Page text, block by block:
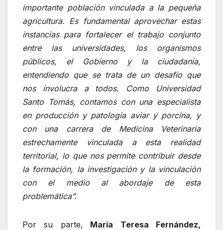
importante población vinculada a la pequeña
agricultura. Es fundamental aprovechar estas
instancias para fortalecer el trabajo conjunto
entre las universidades, los organismos
públicos, el Gobierno y la ciudadanía,
entendiendo que se trata de un desafío que
nos involucra a todos. Como Universidad
Santo Tomás, contamos con una especialista
en producción y patología aviar y porcina, y
con una carrera de Medicina Veterinaria
estrechamente vinculada a esta realidad
territorial, lo que nos permite contribuir desde
la formación, la investigación y la vinculación
con el medio al abordaje de esta
problemática”.
Por su parte, María Teresa Fernández,